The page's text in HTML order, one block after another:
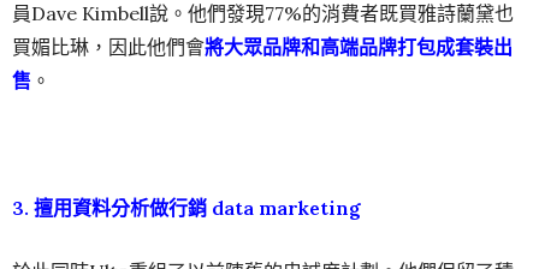
員Dave Kimbell說。他們發現77%的消費者既買雅詩蘭黛也
買媚比琳，因此他們會將大眾品牌和高端品牌打包成套裝出
售 。
3. 擅用資料分析做行銷 data marketing